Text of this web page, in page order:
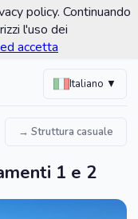
Italiano ▼
→ Struttura casuale
1 e 2
policy. Continuando
l'uso dei
accetta